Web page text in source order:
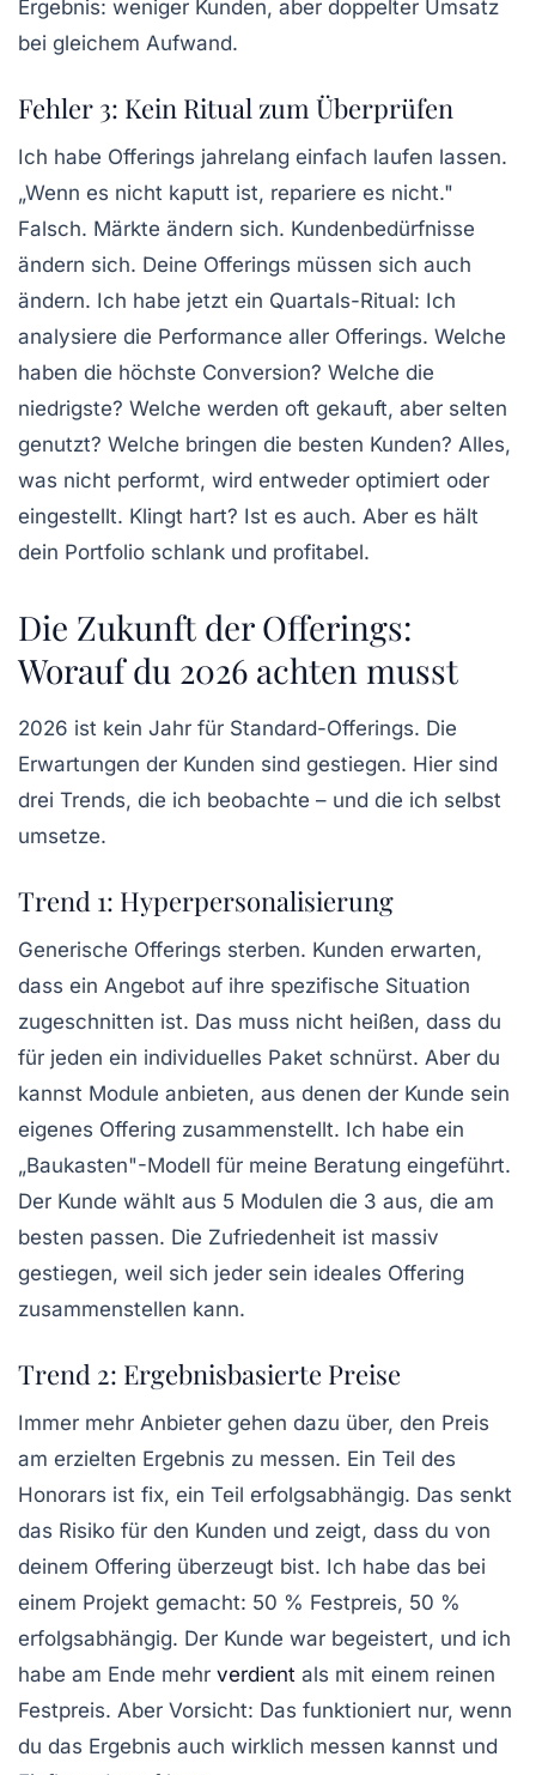
Ergebnis: weniger Kunden, aber doppelter Umsatz
bei gleichem Aufwand.
Fehler 3: Kein Ritual zum Überprüfen
Ich habe Offerings jahrelang einfach laufen lassen.
„Wenn es nicht kaputt ist, repariere es nicht."
Falsch. Märkte ändern sich. Kundenbedürfnisse
ändern sich. Deine Offerings müssen sich auch
ändern. Ich habe jetzt ein Quartals-Ritual: Ich
analysiere die Performance aller Offerings. Welche
haben die höchste Conversion? Welche die
niedrigste? Welche werden oft gekauft, aber selten
genutzt? Welche bringen die besten Kunden? Alles,
was nicht performt, wird entweder optimiert oder
eingestellt. Klingt hart? Ist es auch. Aber es hält
dein Portfolio schlank und profitabel.
Die Zukunft der Offerings:
Worauf du 2026 achten musst
2026 ist kein Jahr für Standard-Offerings. Die
Erwartungen der Kunden sind gestiegen. Hier sind
drei Trends, die ich beobachte – und die ich selbst
umsetze.
Trend 1: Hyperpersonalisierung
Generische Offerings sterben. Kunden erwarten,
dass ein Angebot auf ihre spezifische Situation
zugeschnitten ist. Das muss nicht heißen, dass du
für jeden ein individuelles Paket schnürst. Aber du
kannst Module anbieten, aus denen der Kunde sein
eigenes Offering zusammenstellt. Ich habe ein
„Baukasten"-Modell für meine Beratung eingeführt.
Der Kunde wählt aus 5 Modulen die 3 aus, die am
besten passen. Die Zufriedenheit ist massiv
gestiegen, weil sich jeder sein ideales Offering
zusammenstellen kann.
Trend 2: Ergebnisbasierte Preise
Immer mehr Anbieter gehen dazu über, den Preis
am erzielten Ergebnis zu messen. Ein Teil des
Honorars ist fix, ein Teil erfolgsabhängig. Das senkt
das Risiko für den Kunden und zeigt, dass du von
deinem Offering überzeugt bist. Ich habe das bei
einem Projekt gemacht: 50 % Festpreis, 50 %
erfolgsabhängig. Der Kunde war begeistert, und ich
habe am Ende mehr verdient als mit einem reinen
Festpreis. Aber Vorsicht: Das funktioniert nur, wenn
du das Ergebnis auch wirklich messen kannst und